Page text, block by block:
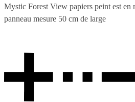
Mystic Forest View papiers peint est en
panneau mesure 50 cm de large